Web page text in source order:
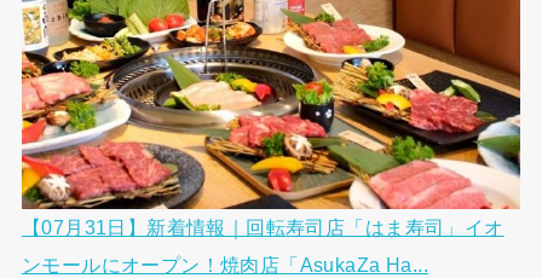
【07月31日】新着情報｜回転寿司店「はま寿司」イオ
ンモールにオープン！焼肉店「AsukaZa Ha...